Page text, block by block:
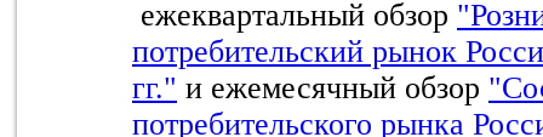
ежеквартальный обзор
потребительский рынок
гг." и ежемесячный обзор
потребительского рынка